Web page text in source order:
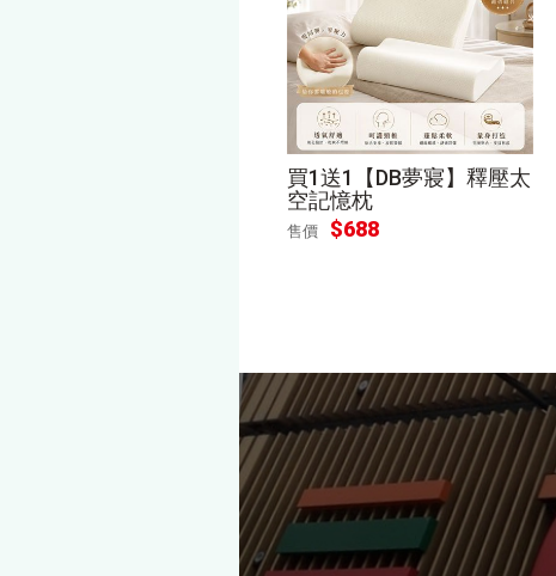
買1送1【DB夢寢】釋壓太
空記憶枕
售價 $688